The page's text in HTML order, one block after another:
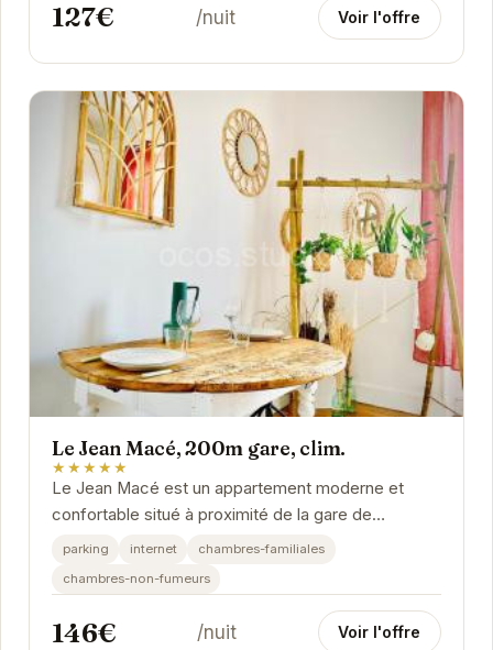
127€ /nuit Voir l'offre
Le Jean Macé, 200m gare, clim.
★★★★★
Le Jean Macé est un appartement moderne et
confortable situé à proximité de la gare de
Grenoble. Il est idéalement placé pour explorer la
parking internet
chambres-familiales
chambres-non-fumeurs
146€ /nuit Voir l'offre